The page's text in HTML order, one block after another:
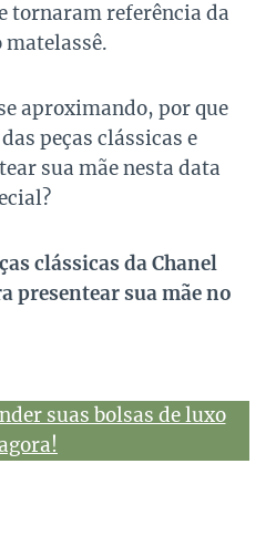
tornaram referência da
matelassê.
aproximando, por que
peças clássicas e
sua mãe nesta data
clássicas da Chanel
presentear sua mãe no
suas bolsas de luxo